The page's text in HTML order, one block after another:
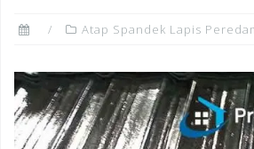
Atap Spandek Lapis